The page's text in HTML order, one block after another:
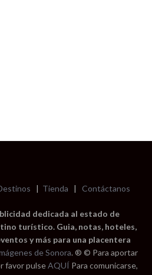
| Tienda | Contáctanos
dedicada al estado de
turístico. Guia, notas, hoteles,
y más para una placentera
de Sonora. ® © Para aportar
favor pulseAQUÍ Para comunicarse,